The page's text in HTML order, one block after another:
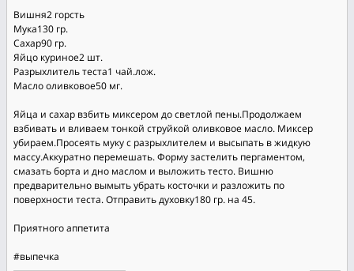
Вишня2 горсть
Мука130 гр.
Сахар90 гр.
Яйцо куриное2 шт.
Разрыхлитель теста1 чай.лож.
Масло оливковое50 мг.
Яйца и сахар взбить миксером до светлой пены.Продолжаем
взбивать и вливаем тонкой струйкой оливковое масло. Миксер
убираем.Просеять муку с разрыхлителем и высыпать в жидкую
массу.Аккуратно перемешать. Форму застелить пергаментом,
смазать борта и дно маслом и выложить тесто. Вишню
предварительно вымыть убрать косточки и разложить по
поверхности теста. Отправить духовку180 гр. на 45.
Приятного аппетита
#выпечка